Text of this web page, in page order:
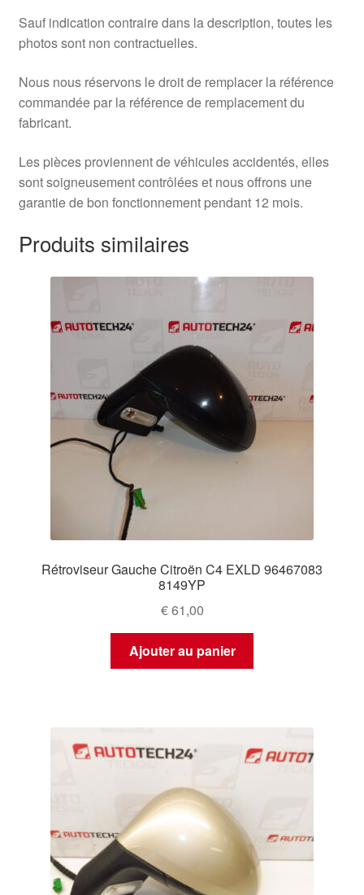
Sauf indication contraire dans la description, toutes les
photos sont non contractuelles.
Nous nous réservons le droit de remplacer la référence
commandée par la référence de remplacement du
fabricant.
Les pièces proviennent de véhicules accidentés, elles
sont soigneusement contrôlées et nous offrons une
garantie de bon fonctionnement pendant 12 mois.
Produits similaires
Rétroviseur Gauche Citroën C4 EXLD 96467083
8149YP
€61,00
Ajouter au panier